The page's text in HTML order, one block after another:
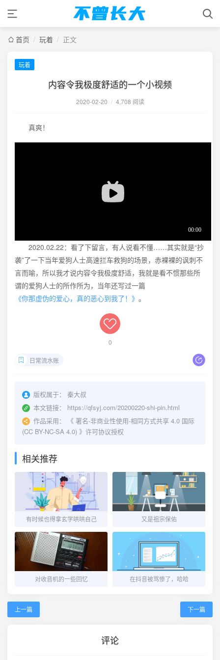
首页 / 玩着 / 正文
玩着
内容令我极度舒适的一个小视频
2020-02-20 / 4,708 阅读
真爽！
2020.02.22：看了下留言，有人说看不懂……其实就是“抄
袭”了一下当年爱狗人士高速拦车救狗的场景，赤裸裸的讽刺不
言而喻，所以我才说内容令我极度舒适，我就是看不惯那些所
谓的爱狗人士的所作所为，当年还写过一篇
《你那虚伪的爱心，真的恶心到我了！》 。
0
日常流水账
版权属于：
秦大叔
本文链接：
https://qfsyj.com/20200220-shi-pin.html
作品采用：
《 署名-非商业性使用-相同方式共享 4.0 国际
(CC BY-NC-SA 4.0) 》许可协议授权
相关推荐
有时候也得拿玄学哄哄自己 又是祖宗保佑
对收音机的一些回忆 在抖音被骂惨了，哈哈
上一篇 下一篇
评论